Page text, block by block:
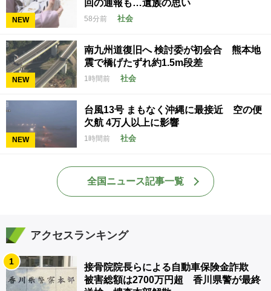
NEW
回の通報も…遺族の思い
58分前 社会
NEW
南九州道復旧へ 検討委が初会合 熊本地
震で橋げたずれ約1.5m段差
1時間前 社会
NEW
台風13号 まもなく沖縄に最接近 空の便
欠航 4万人以上に影響
1時間前 社会
全国ニュース記事一覧
アクセスランキング
1
接骨院院長らによる自動車保険金詐欺
被害総額は2700万円超 香川県警が最終